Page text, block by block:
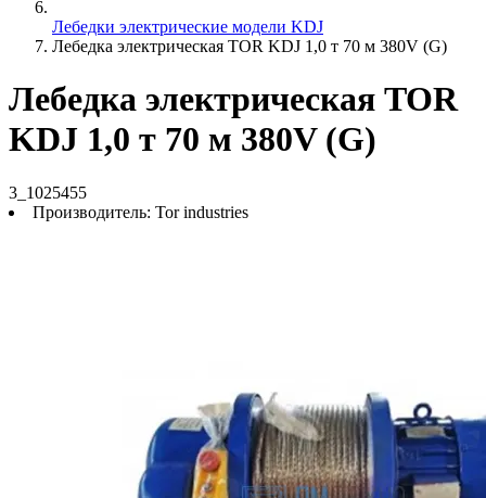
Лебедки электрические модели KDJ
Лебедка электрическая TOR KDJ 1,0 т 70 м 380V (G)
Лебедка электрическая TOR
KDJ 1,0 т 70 м 380V (G)
3_1025455
Производитель: Tor industries